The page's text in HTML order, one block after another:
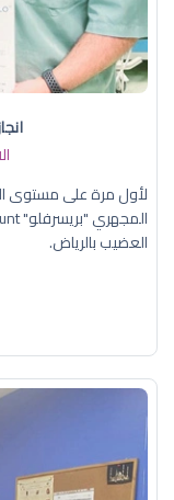
لأول مرة على مستوى
العضيب بالرياض.